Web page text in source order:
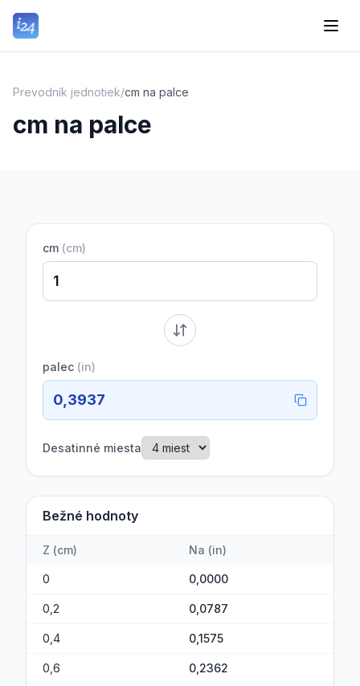
Prevodník jednotiek/cm na palce
cm na palce
cm (cm)
palec (in)
0,3937
Desatinné miesta
Bežné hodnoty
Z (cm) Na (in)
0 0,0000
0,2 0,0787
0,4 0,1575
0,6 0,2362